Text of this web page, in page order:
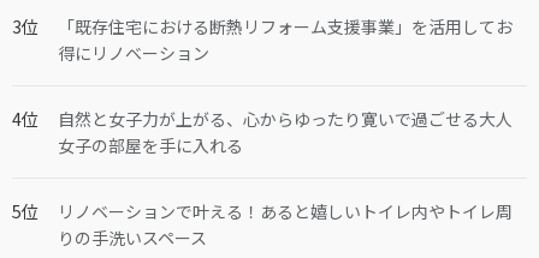
「既存住宅における断熱リフォーム支援事業」を活用してお
得にリノベーション
自然と女子力が上がる、心からゆったり寛いで過ごせる大人
女子の部屋を手に入れる
リノベーションで叶える！あると嬉しいトイレ内やトイレ周
りの手洗いスペース